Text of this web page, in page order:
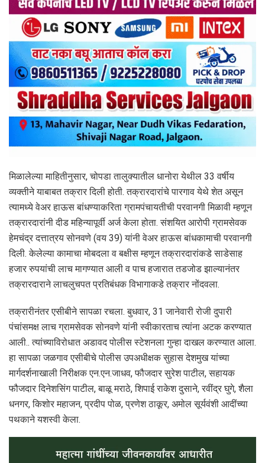
मिळालेल्या माहितीनुसार, चोपडा तालुक्यातील धानोरा येथील 33 वर्षीय
व्यक्तीने याबाबत तक्रार दिली होती. तक्रारदारांचे पारगाव येथे शेत असून
त्यामध्ये वेअर हाऊस बांधण्याकरिता ग्रामपंचायतीची परवानगी मिळावी म्हणून
तक्रारदारांनी दीड महिन्यापूर्वी अर्ज केला होता. संशयित आरोपी ग्रामसेवक
हेमचंद्र दत्तात्रय सोनवणे (वय 39) यांनी वेअर हाऊस बांधकामाची परवानगी
दिली. केलेल्या कामाचा मोबदला व बक्षीस म्हणून तक्रारदारांकडे साडेसाह
हजार रुपयांची लाच मागण्यात आली व पाच हजारात तडजोड झाल्यानंतर
तक्रारदाराने लाचलुचपत प्रतिबंधक विभागाकडे तक्रार नोंदवला.
तक्रारीनंतर एसीबीने सापळा रचला. बुधवार, 31 जानेवारी रोजी दुपारी
पंचांसमक्ष लाच ग्रामसेवक सोनवणे यांनी स्वीकारताच त्यांना अटक करण्यात
आली.. त्यांच्याविरोधात अडावद पोलीस स्टेशनला गुन्हा दाखल करण्यात आला.
हा सापळा जळगाव एसीबीचे पोलीस उपअधीक्षक सुहास देशमुख यांच्या
मार्गदर्शनाखाली निरीक्षक एन.एन.जाधव, फौजदार सुरेश पाटील, सहायक
फौजदार दिनेशसिंग पाटील, बाळू मराठे, शिपाई राकेश दुसाने, रवींद्र घुगे, शैला
धनगर, किशोर महाजन, प्रदीप पोळ, प्रणेश ठाकूर, अमोल सूर्यवंशी आदींच्या
पथकाने यशस्वी केला.